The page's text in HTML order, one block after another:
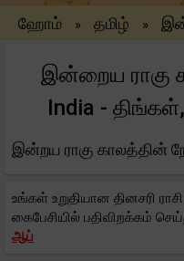
ஹோம் » தமிழ் »
இன்றைய ராகு
India -
இன்றய ராகு காலத்தின்
உங்கள் உறுதியான தினசரி
கைபேசியில் பதிவிறக்கம்
ஆப்